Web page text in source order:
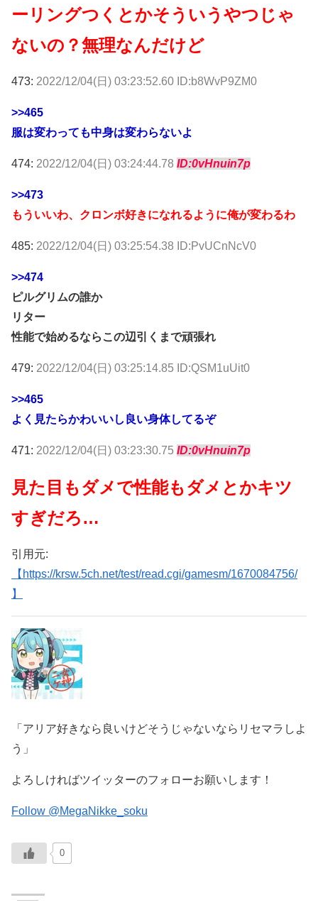
ーリングつくとかそういうやつじゃ
ないの？無理なんだけど
473: 2022/12/04(日) 03:23:52.60 ID:b8WvP9ZM0
>>465
服は変わっても中身は変わらないよ
474: 2022/12/04(日) 03:24:44.78 ID:0vHnuin7p
>>473
もういいわ、クロンボ好きになれるように俺が変わるわ
485: 2022/12/04(日) 03:25:54.38 ID:PvUCnNcV0
>>474
ピルグリムの誰か
リター
性能で始めるならこの辺引くまで頑張れ
479: 2022/12/04(日) 03:25:14.85 ID:QSM1uUit0
>>465
よく見たらかわいいし良い身体してるぞ
471: 2022/12/04(日) 03:23:30.75 ID:0vHnuin7p
見た目もダメで性能もダメとかキツ
すぎだろ…
引用元:
【https://krsw.5ch.net/test/read.cgi/gamesm/1670084756/
】
「アリア好きなら良いけどそうじゃないならリセマラしよ
う」
よろしければツイッターのフォローお願いします！
Follow @MegaNikke_soku
0